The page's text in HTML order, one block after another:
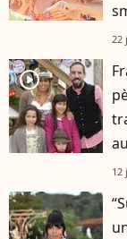
22
player2
12